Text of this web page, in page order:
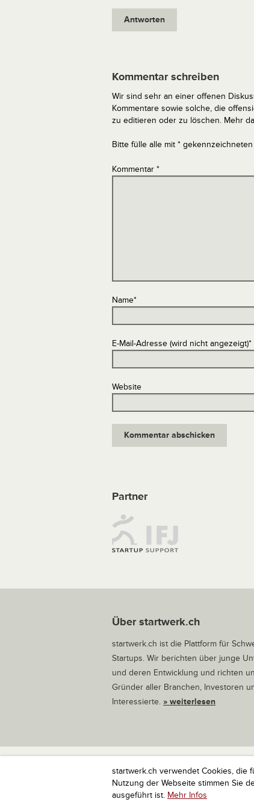
startwerk.ch verwendet Cookies, die
Nutzung der Webseite stimmen Sie
ausgeführt ist. Mehr Infos
Antworten
Kommentar schreiben
Wir sind sehr an einer offenen
Kommentare sowie solche, die
zu editieren oder zu löschen. Mehr
Bitte fülle alle mit *
Kommentar *
Name*
E-Mail-Adresse (wird nicht angezeigt)*
Website
Partner
Über startwerk.ch
startwerk.ch ist die Plattform für
Startups. Wir berichten über junge
und deren Entwicklung und richten
Gründer aller Branchen, Investoren
Interessierte. » weiterlesen
startwerk.ch ist die Plattform für